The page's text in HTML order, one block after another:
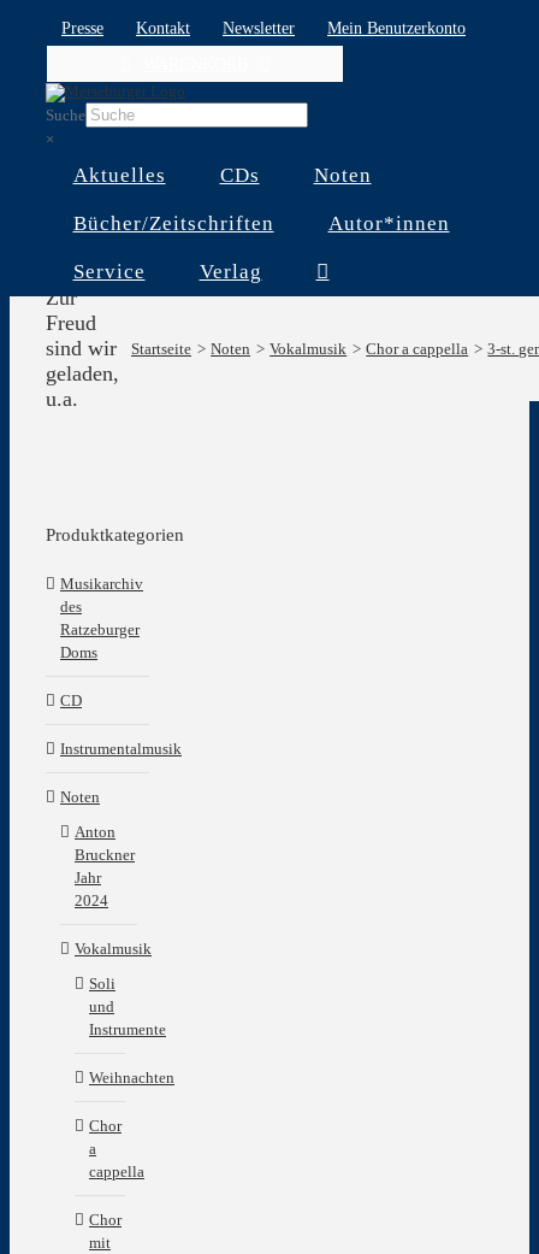
Presse Kontakt Newsletter
Mein Benutzerkonto
Suche
×
Aktuelles CDs Noten
Bücher/Zeitschriften Autor*innen
Service Verlag
Zur
Freud
sind wir
geladen,
u.a.
Startseite Noten Vokalmusik Chor a cappella 3-st.
Produktkategorien
Musikarchiv
des
Ratzeburger
Doms
CD
Instrumentalmusik
Noten
Anton
Bruckner
Jahr
2024
Vokalmusik
Soli
und
Instrumente
Weihnachten
Chor
a
cappella
Chor
mit